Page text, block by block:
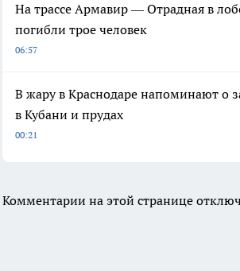
На трассе Армавир — Отрадная в
погибли трое человек
06:57
В жару в Краснодаре напоминают о
в Кубани и прудах
00:21
Комментарии на этой странице